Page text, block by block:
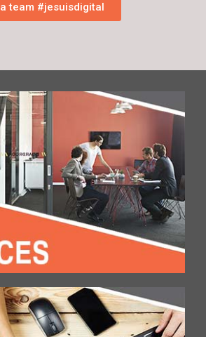
team #jesuisdigital